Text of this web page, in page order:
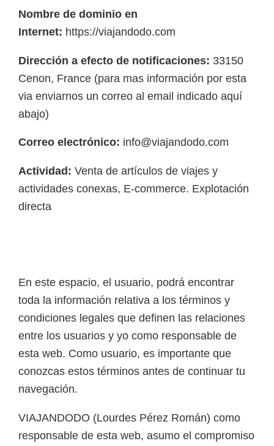
Nombre de dominio en
Internet: https://viajandodo.com
Dirección a efecto de notificaciones: 33150
Cenon, France (para mas información por esta
via enviarnos un correo al email indicado aquí
abajo)
Correo electrónico: info@viajandodo.com
Actividad: Venta de artículos de viajes y
actividades conexas, E-commerce. Explotación
directa
En este espacio, el usuario, podrá encontrar
toda la información relativa a los términos y
condiciones legales que definen las relaciones
entre los usuarios y yo como responsable de
esta web. Como usuario, es importante que
conozcas estos términos antes de continuar tu
navegación.
VIAJANDODO (Lourdes Pérez Román) como
responsable de esta web, asumo el compromiso